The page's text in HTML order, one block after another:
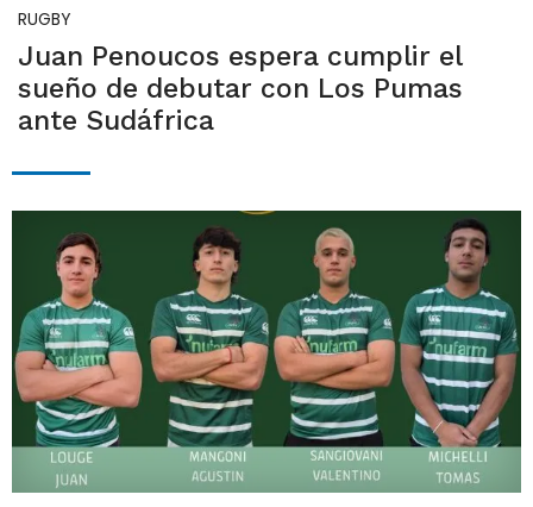
RUGBY
Juan Penoucos espera cumplir el
sueño de debutar con Los Pumas
ante Sudáfrica